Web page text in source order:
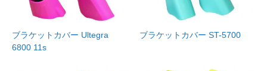
ブラケットカバー Ultegra
6800 11s
ブラケットカバー ST-5700